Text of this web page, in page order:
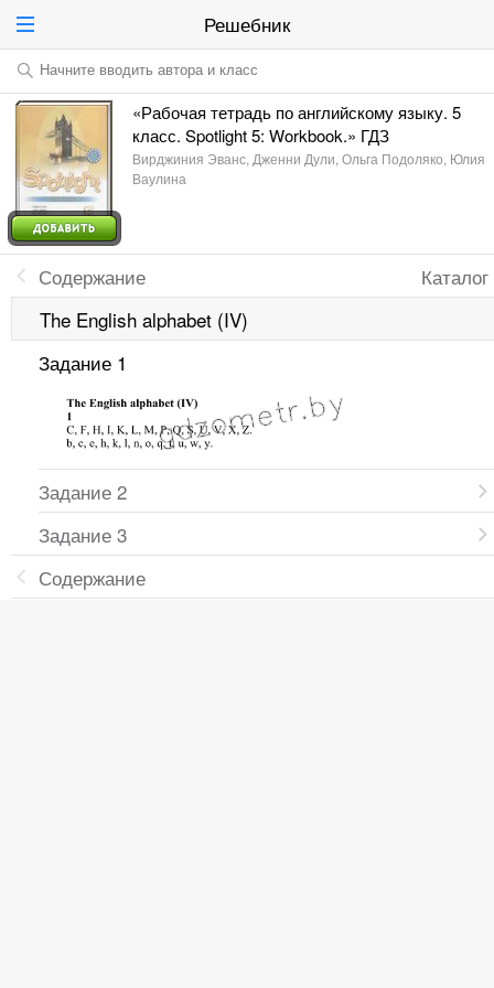
Решебник
Начните вводить автора и класс
«Рабочая тетрадь по английскому языку. 5
класс. Spotlight 5: Workbook.» ГДЗ
Вирджиния Эванс, Дженни Дули, Ольга Подоляко, Юлия
Ваулина
Каталог
Содержание
The English alphabet (IV)
Задание 1
Задание 2
Задание 3
Содержание